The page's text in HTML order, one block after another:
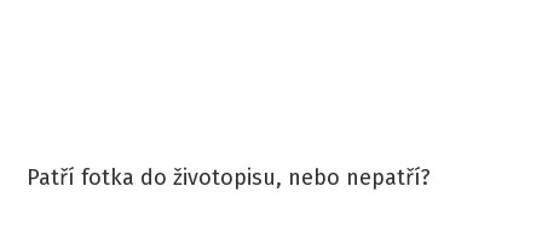
Patří fotka do životopisu, nebo nepatří?